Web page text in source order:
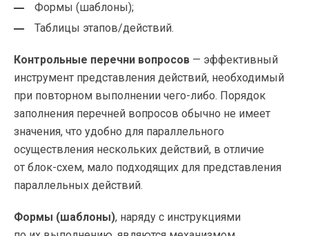
Формы (шаблоны);
Таблицы этапов/действий.
Контрольные перечни вопросов — эффективный
инструмент представления действий, необходимый
при повторном выполнении чего-либо. Порядок
заполнения перечней вопросов обычно не имеет
значения, что удобно для параллельного
осуществления нескольких действий, в отличие
от блок-схем, мало подходящих для представления
параллельных действий.
Формы (шаблоны), наряду с инструкциями